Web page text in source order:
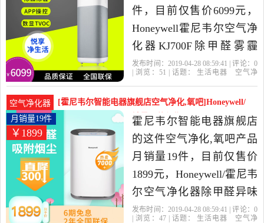
件，目前仅售价6099元，
Honeywell霍尼韦尔空气净
化器KJ700F除甲醛雾霾
PM2.5静音办公家用是2019
生活电器当中性价比很高
的空气净化,氧吧，由上海
发货。
发布时间：2019-04-28 08:59:41 | 评论： 0
| 浏览： 51 | 话题： 生活电器
空气净
空气净化器
[霍尼韦尔智能电器旗舰店空气净化,氧吧]Honeywell/
霍尼韦尔空气净化月销量19件仅售1899元
￥1899
月销量19件
霍尼韦尔智能电器旗舰店
的这件空气净化,氧吧产品
月销量19件，目前仅售价
1899元，Honeywell/霍尼韦
尔空气净化器除甲醛异味
家用氧吧静音卧室净化机
发布时间：2019-04-28 08:59:41 | 评论： 0
| 浏览： 47| 话题： 生活电器
空气净